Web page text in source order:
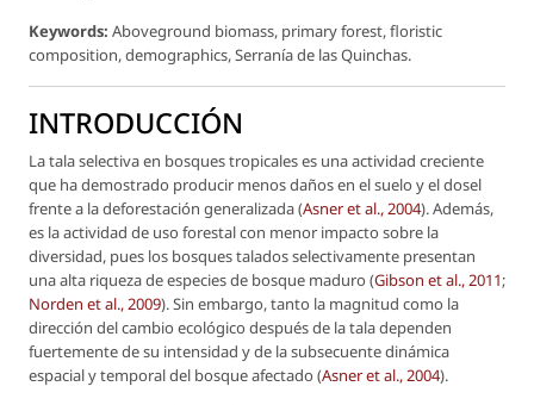
Keywords: Aboveground biomass, primary forest, floristic
composition, demographics, Serranía de las Quinchas.
INTRODUCCIÓN
La tala selectiva en bosques tropicales es una actividad creciente
que ha demostrado producir menos daños en el suelo y el dosel
frente a la deforestación generalizada (Asneret al., 2004). Además,
es la actividad de uso forestal con menor impacto sobre la
diversidad, pues los bosques talados selectivamente presentan
una alta riqueza de especies de bosque maduro (Gibson et al., 2011;
Norden et al., 2009). Sin embargo, tanto la magnitud como la
dirección del cambio ecológico después de la tala dependen
fuertemente de su intensidad y de la subsecuente dinámica
espacial y temporal del bosque afectado (Asneret al., 2004).